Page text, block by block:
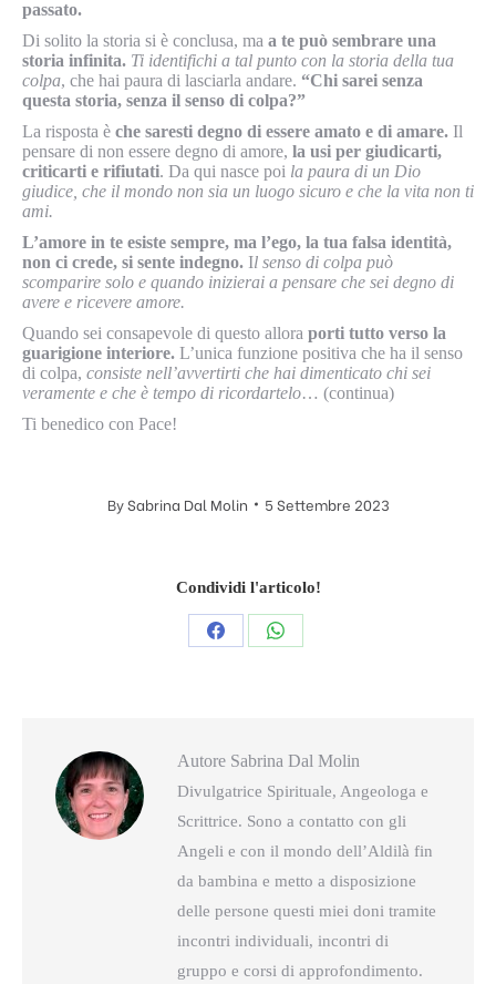
passato.
Di solito la storia si è conclusa, ma a te può sembrare una
storia infinita. Ti identifichi a tal punto con la storia della tua
colpa, che hai paura di lasciarla andare. “Chi sarei senza
questa storia, senza il senso di colpa?”
La risposta è che saresti degno di essere amato e di amare. Il
pensare di non essere degno di amore, la usi per giudicarti,
criticarti e rifiutati. Da qui nasce poi la paura di un Dio
giudice, che il mondo non sia un luogo sicuro e che la vita non ti
ami.
L’amore in te esiste sempre, ma l’ego, la tua falsa identità,
non ci crede, si sente indegno. Il senso di colpa può
scomparire solo e quando inizierai a pensare che sei degno di
avere e ricevere amore.
Quando sei consapevole di questo allora porti tutto verso la
guarigione interiore. L’unica funzione positiva che ha il senso
di colpa, consiste nell’avvertirti che hai dimenticato chi sei
veramente e che è tempo di ricordartelo… (continua)
Ti benedico con Pace!
BySabrina Dal Molin 5 Settembre 2023
Condividi l'articolo!
CondividiCondividi
Autore Sabrina Dal Molin
Divulgatrice Spirituale, Angeologa e
Scrittrice. Sono a contatto con gli
Angeli e con il mondo dell’Aldilà fin
da bambina e metto a disposizione
delle persone questi miei doni tramite
incontri individuali, incontri di
gruppo e corsi di approfondimento.